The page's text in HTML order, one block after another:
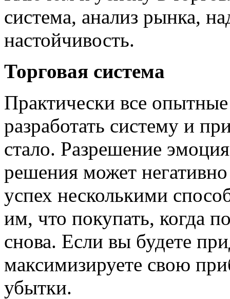
система, анализ рынка,
настойчивость.
Торговая система
Практически все
разработать систему и
стало. Разрешение
решения может
успех несколькими
им, что покупать, когда
снова. Если вы будете
максимизируете свою
убытки.